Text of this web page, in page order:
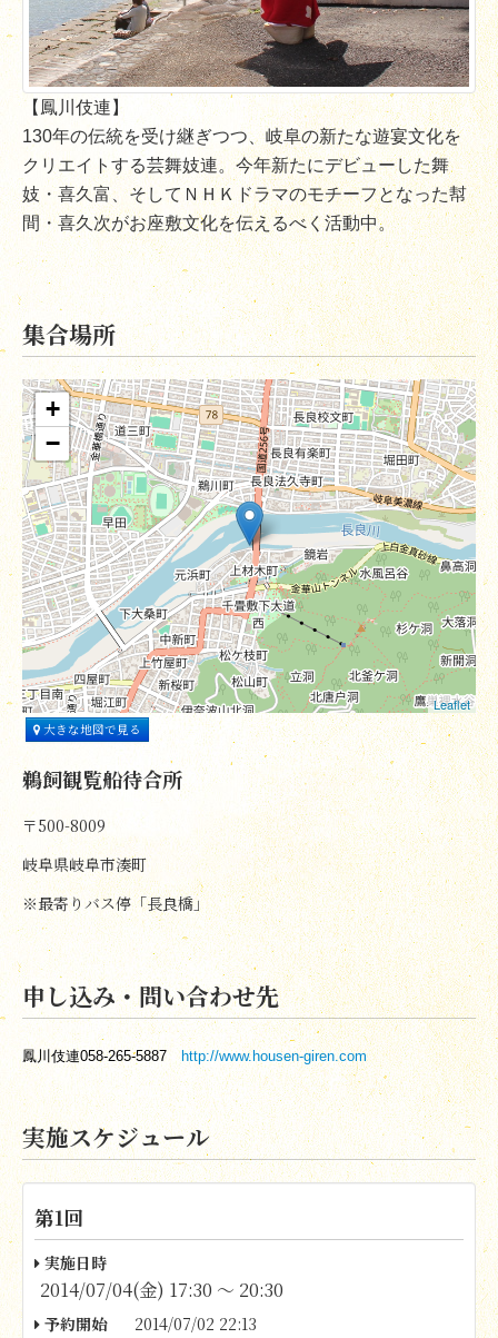
【鳳川伎連】
130年の伝統を受け継ぎつつ、岐阜の新たな遊宴文化を
クリエイトする芸舞妓連。今年新たにデビューした舞
妓・喜久富、そしてＮＨＫドラマのモチーフとなった幇
間・喜久次がお座敷文化を伝えるべく活動中。
集合場所
+
−
Leaflet
大きな地図で見る
鵜飼観覧船待合所
〒500-8009
岐阜県岐阜市湊町
※最寄りバス停「長良橋」
申し込み・問い合わせ先
鳳川伎連058-265-5887 http://www.housen-giren.com
実施スケジュール
第1回
実施日時
2014/07/04(金) 17:30 〜 20:30
予約開始
2014/07/02 22:13